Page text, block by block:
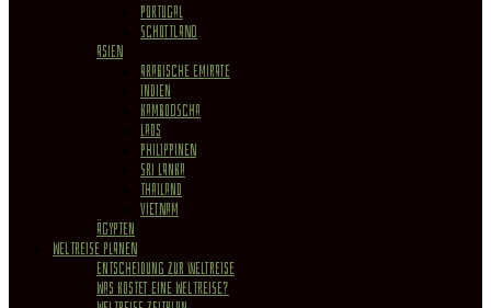
Portugal
Schottland
Asien
Arabische Emirate
Indien
Kambodscha
Laos
Philippinen
Sri Lanka
Thailand
Vietnam
Ägypten
WELTREISE PLANEN
Entscheidung zur Weltreise
Was kostet eine Weltreise?